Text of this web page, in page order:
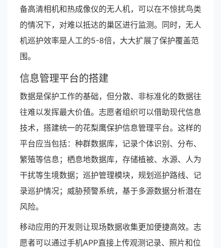
备高清相机和热成像仪的无人机，可以在不惊扰鸟类
的情况下，对难以抵达的巢区进行监测。同时，无人
机巡护效率是人工的5-8倍，大大扩展了保护覆盖范
围。
信息管理平台的搭建
数据是保护工作的基础，但分散、非标准化的数据往
往难以发挥最大价值。志愿者组织可以借助现代信息
技术，搭建统一的花梨鹰保护信息管理平台。这样的
平台应当包括：种群数据库，记录个体识别、分布、
繁殖等信息；栖息地数据库，存储植被、水源、人为
干扰等生境数据；巡护管理模块，规划巡护路线、记
录巡护情况；威胁预警系统，基于多源数据分析潜在
风险。
移动应用的开发则让现场数据收集更加便捷高效。志
愿者可以通过手机APP直接上传观测记录、照片和位